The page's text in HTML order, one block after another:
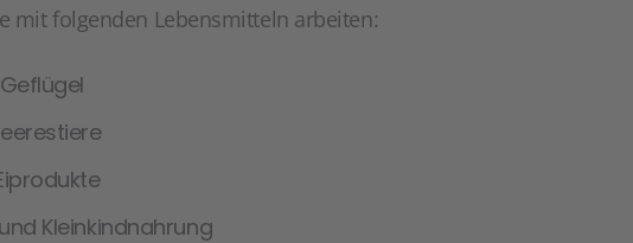
mit folgenden Lebensmitteln arbeiten:
Kleinkindnahrung